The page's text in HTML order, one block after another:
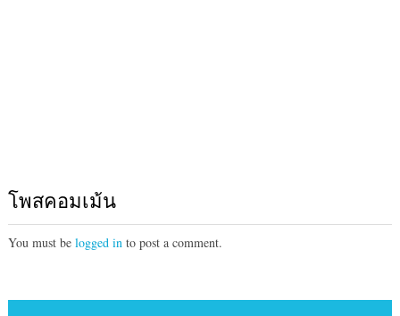
โพสคอมเม้น
You must be logged in to post a comment.